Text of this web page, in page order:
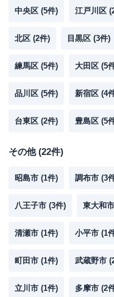
中央区 (5件) 江戸川区 (
北区 (2件) 目黒区 (3件)
練馬区 (5件) 大田区 (5
品川区 (5件) 新宿区 (4
台東区 (2件) 豊島区 (5
その他(22件)
昭島市 (1件) 調布市 (3
八王子市 (3件) 東大和市
清瀬市 (1件) 小平市 (1
町田市 (1件) 武蔵野市 (
立川市 (1件) 多摩市 (2